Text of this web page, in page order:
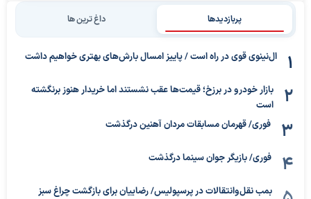
پربازدیدها داغ ترین ها
ال‌نینوی قوی در راه است / پاییز امسال بارش‌های بهتری خواهیم داشت
بازار خودرو در برزخ؛ قیمت‌ها عقب نشستند اما خریدار هنوز برنگشته
است
فوری/ قهرمان مسابقات مردان آهنین درگذشت
فوری/ بازیگر جوان سینما درگذشت
بمب نقل‌وانتقالات در پرسپولیس/ رضاییان برای بازگشت چراغ سبز